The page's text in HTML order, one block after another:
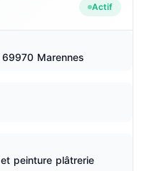
Actif
Marennes
peinture plâtrerie